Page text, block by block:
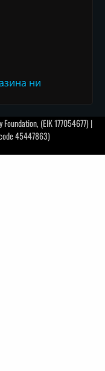
ни
(EIK 177054677) |
code 45447863)